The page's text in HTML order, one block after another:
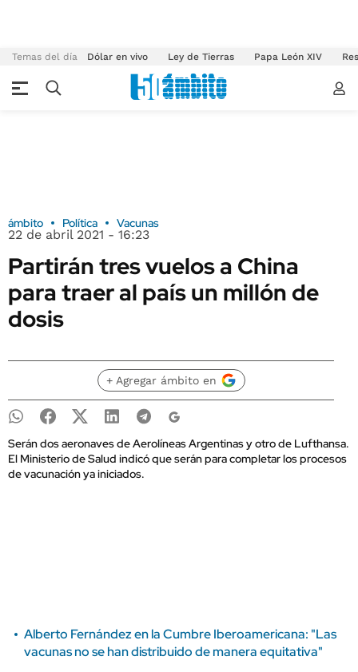
Temas del día Dólar en vivo Ley de Tierras Papa León XIV
ámbito Política Vacunas
22 de abril 2021 - 16:23
Partirán tres vuelos a China
para traer al país un millón de
dosis
+ Agregar ámbito en
Serán dos aeronaves de Aerolíneas Argentinas y otro de Lufthansa.
El Ministerio de Salud indicó que serán para completar los procesos
de vacunación ya iniciados.
Alberto Fernández en la Cumbre Iberoamericana: "Las
vacunas no se han distribuido de manera equitativa"